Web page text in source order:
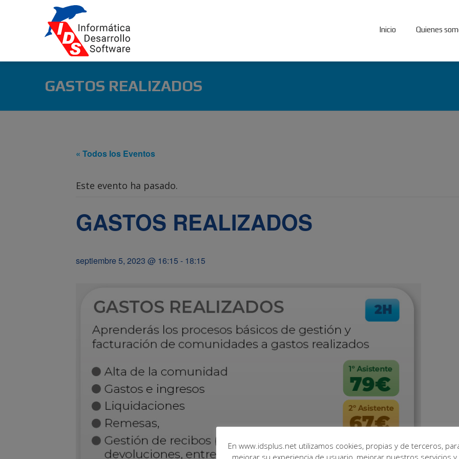
Inicio Quienes
GASTOS REALIZADOS
« Todos los Eventos
Este evento ha pasado.
GASTOS REALIZADOS
septiembre 5, 2023 @ 16:15 - 18:15
En www.idsplus.net utilizamos cookies, propias y de terceros,